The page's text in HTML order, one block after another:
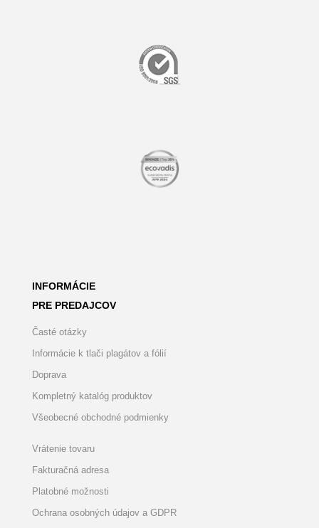
INFORMÁCIE
PRE PREDAJCOV
Časté otázky
Informácie k tlači plagátov a fólií
Doprava
Kompletný katalóg produktov
Všeobecné obchodné podmienky
Vrátenie tovaru
Fakturačná adresa
Platobné možnosti
Ochrana osobných údajov a GDPR